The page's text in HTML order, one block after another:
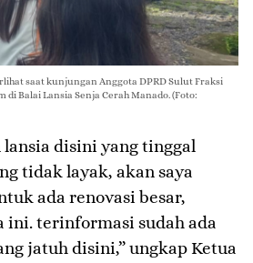
saat kunjungan Anggota DPRD Sulut Fraksi
Balai Lansia Senja Cerah Manado. (Foto:
lansia disini yang tinggal
tidak layak, akan saya
ada renovasi besar,
ini. terinformasi sudah ada
jatuh disini,” ungkap Ketua